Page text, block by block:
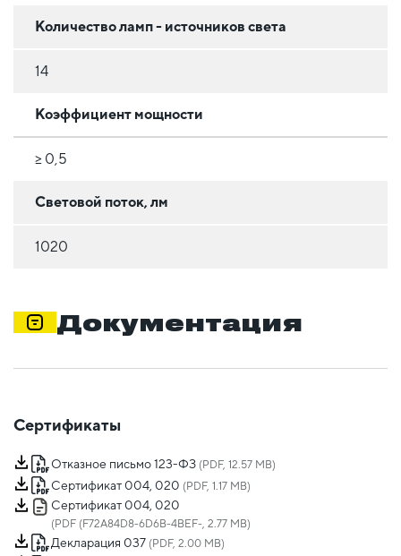
Количество ламп - источников света
14
Коэффициент мощности
≥ 0,5
Световой поток, лм
1020
Документация
Сертификаты
Отказное письмо 123-ФЗ (PDF, 12.57 MB)
Сертификат 004, 020 (PDF, 1.17 MB)
Сертификат 004, 020
(PDF (F72A84D8-6D6B-4BEF-, 2.77 MB)
Декларация 037 (PDF, 2.00 MB)